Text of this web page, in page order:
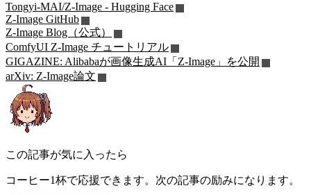
Tongyi-MAI/Z-Image - Hugging Face
Z-Image GitHub
Z-Image Blog（公式）
ComfyUI Z-Image チュートリアル
GIGAZINE: Alibabaが画像生成AI「Z-Image」を公開
arXiv: Z-Image論文
この記事が気に入ったら
コーヒー1杯で応援できます。次の記事の励みになります。